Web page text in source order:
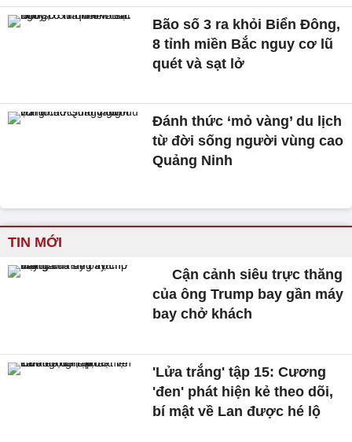
Bão số 3 ra khỏi Biển Đông,
8 tỉnh miền Bắc nguy cơ lũ
quét và sạt lở
Đánh thức ‘mỏ vàng’ du lịch
từ đời sống người vùng cao
Quảng Ninh
TIN MỚI
Cận cảnh siêu trực thăng
của ông Trump bay gần máy
bay chở khách
'Lửa trắng' tập 15: Cương
'đen' phát hiện kẻ theo dõi,
bí mật về Lan được hé lộ